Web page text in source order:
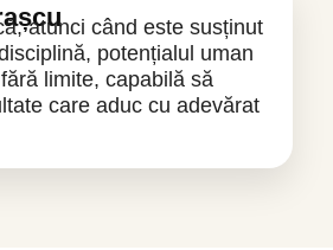
atunci când este susținut
potențialul uman
limite, capabilă să
care aduc cu adevărat